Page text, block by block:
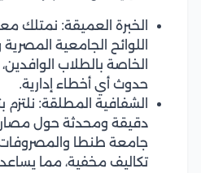
الخبرة العميقة: نمتلك
اللوائح الجامعية
الخاصة بالطلاب
حدوث أي أخطاء إدارية.
الشفافية المطلقة:
دقيقة ومحدثة حول
جامعة طنطا والمصروفات
تكاليف مخفية، مما